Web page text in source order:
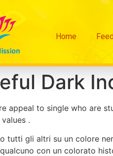
Home
Dark
appeal to single who are
​​.
tutti gli altri su un colore
con un colorato